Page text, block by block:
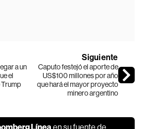
a un
el
Trump
Siguiente
Caputo festejó el aporte de
US$100 millones por año
que hará el mayor proyecto
minero argentino